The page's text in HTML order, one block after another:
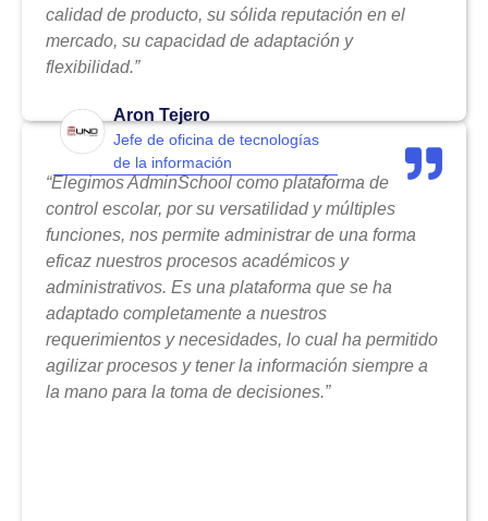
calidad de producto, su sólida reputación en el
mercado, su capacidad de adaptación y
flexibilidad.”
Aron Tejero
Jefe de oficina de tecnologías
de la información
“Elegimos AdminSchool como plataforma de
control escolar, por su versatilidad y múltiples
funciones, nos permite administrar de una forma
eficaz nuestros procesos académicos y
administrativos. Es una plataforma que se ha
adaptado completamente a nuestros
requerimientos y necesidades, lo cual ha permitido
agilizar procesos y tener la información siempre a
la mano para la toma de decisiones.”